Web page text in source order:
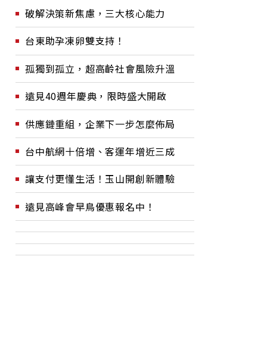
破解決策新焦慮，三大核心能力
台東助孕凍卵雙支持！
孤獨到孤立，超高齡社會風險升溫
遠見40週年慶典，限時盛大開啟
供應鏈重組，企業下一步怎麼佈局
台中航網十倍增、客運年增近三成
讓支付更懂生活！玉山開創新體驗
遠見高峰會早鳥優惠報名中！